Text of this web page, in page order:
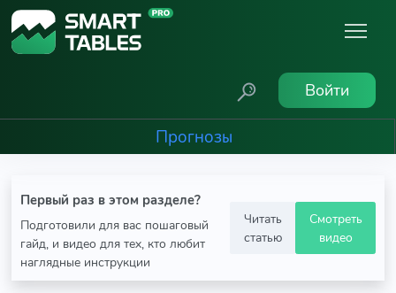
Войти
Прогнозы
Первый раз в этом разделе?
Подготовили для вас пошаговый
гайд, и видео для тех, кто любит
наглядные инструкции
Читать
статью
Смотреть
видео